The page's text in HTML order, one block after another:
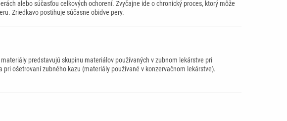
alebo súčasťou celkových ochorení. Zvyčajne ide o chronický proces, ktorý môže
Zriedkavo postihuje súčasne obidve pery.
predstavujú skupinu materiálov používaných v zubnom lekárstve pri
ošetrovaní zubného kazu (materiály používané v konzervačnom lekárstve).